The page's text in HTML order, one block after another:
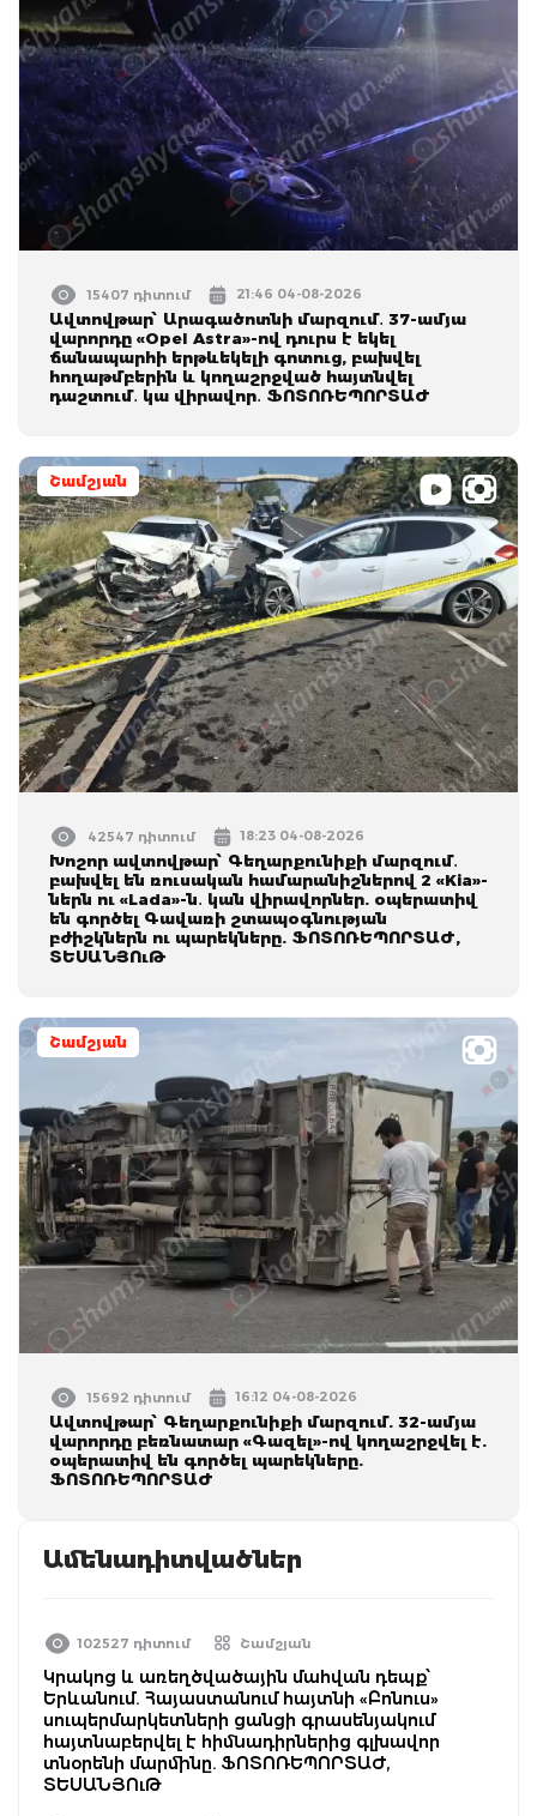
15407 դիտում 21:46 04-08-2026
Ավտովթար՝ Արագածոտնի մարզում․ 37-ամյա
վարորդը «Opel Astra»-ով դուրս է եկել
ճանապարհի երթևեկելի գոտուց, բախվել
հողաթմբերին և կողաշրջված հայտնվել
դաշտում․ կա վիրավոր․ ՖՈՏՈՌԵՊՈՐՏԱԺ
Շամշյան
42547 դիտում 18:23 04-08-2026
Խոշոր ավտովթար՝ Գեղարքունիքի մարզում․
բախվել են ռուսական համարանիշներով 2 «Kia»-
ներն ու «Lada»-ն․ կան վիրավորներ. օպերատիվ
են գործել Գավառի շտապօգնության
բժիշկներն ու պարեկները. ՖՈՏՈՌԵՊՈՐՏԱԺ,
ՏԵՍԱՆՅՈւԹ
Շամշյան
15692 դիտում 16:12 04-08-2026
Ավտովթար՝ Գեղարքունիքի մարզում. 32-ամյա
վարորդը բեռնատար «Գազել»-ով կողաշրջվել է.
օպերատիվ են գործել պարեկները.
ՖՈՏՈՌԵՊՈՐՏԱԺ
Ամենադիտվածներ
102527 դիտում Շամշյան
Կրակոց և առեղծվածային մահվան դեպք՝
Երևանում. Հայաստանում հայտնի «Բոնուս»
սուպերմարկետների ցանցի գրասենյակում
հայտնաբերվել է հիմնադիրներից գլխավոր
տնօրենի մարմինը. ՖՈՏՈՌԵՊՈՐՏԱԺ,
ՏԵՍԱՆՅՈւԹ